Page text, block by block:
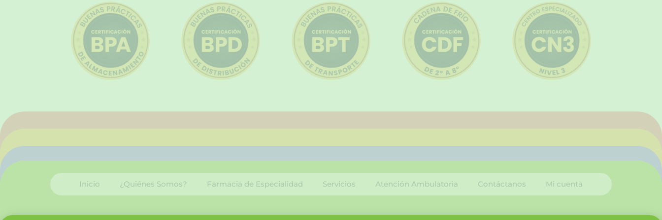
Inicio ¿Quiénes Somos? Farmacia de Especialidad Servicios Atención Ambulatoria Contáctanos Mi cuenta
F I L